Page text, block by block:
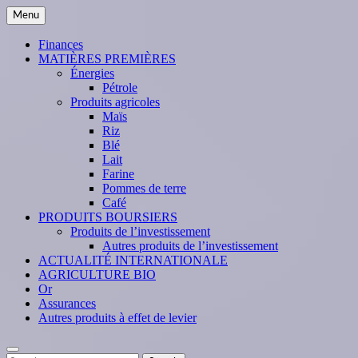
Skip
to
content
Menu
Finances
MATIÈRES PREMIÈRES
Énergies
Pétrole
Produits agricoles
Maïs
Riz
Blé
Lait
Farine
Pommes de terre
Café
PRODUITS BOURSIERS
Produits de l’investissement
Autres produits de l’investissement
ACTUALITÉ INTERNATIONALE
AGRICULTURE BIO
Or
Assurances
Autres produits à effet de levier
Search